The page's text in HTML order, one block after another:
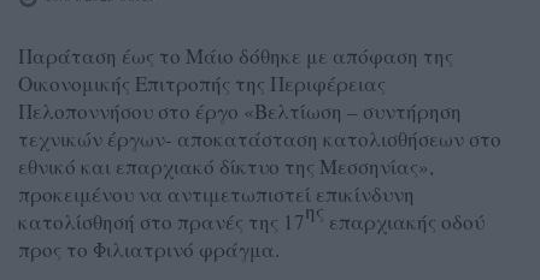
Παράταση έως το Μάιο δόθηκε με απόφαση της
Οικονομικής Επιτροπής της Περιφέρειας
Πελοποννήσου στο έργο «Βελτίωση – συντήρηση
τεχνικών έργων- αποκατάσταση κατολισθήσεων στο
εθνικό και επαρχιακό δίκτυο της Μεσσηνίας»,
προκειμένου να αντιμετωπιστεί επικίνδυνη
κατολίσθησή στο πρανές της 17ης επαρχιακής οδού
προς το Φιλιατρινό φράγμα.